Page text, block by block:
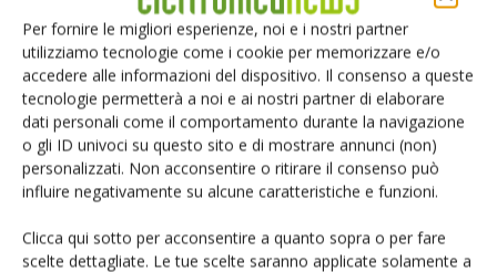
Per fornire le migliori esperienze, noi e i nostri partner
utilizziamo tecnologie come i cookie per memorizzare e/o
accedere alle informazioni del dispositivo. Il consenso a queste
tecnologie permetterà a noi e ai nostri partner di elaborare
dati personali come il comportamento durante la navigazione
o gli ID univoci su questo sito e di mostrare annunci (non)
personalizzati. Non acconsentire o ritirare il consenso può
influire negativamente su alcune caratteristiche e funzioni.
Clicca qui sotto per acconsentire a quanto sopra o per fare
scelte dettagliate. Le tue scelte saranno applicate solamente a